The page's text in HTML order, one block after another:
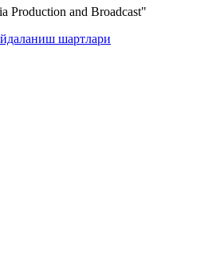
Production and Broadcast"
шартлари